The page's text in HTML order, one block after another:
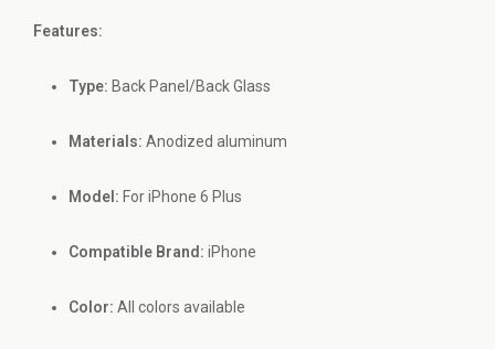
Features:
Type: Back Panel/Back Glass
Materials: Anodized aluminum
Model: For iPhone 6 Plus
Compatible Brand: iPhone
Color: All colors available